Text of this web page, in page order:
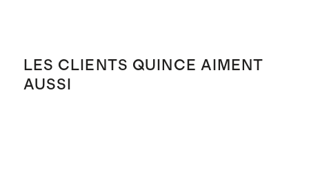
LES CLIENTS QUINCE AIMENT
AUSSI